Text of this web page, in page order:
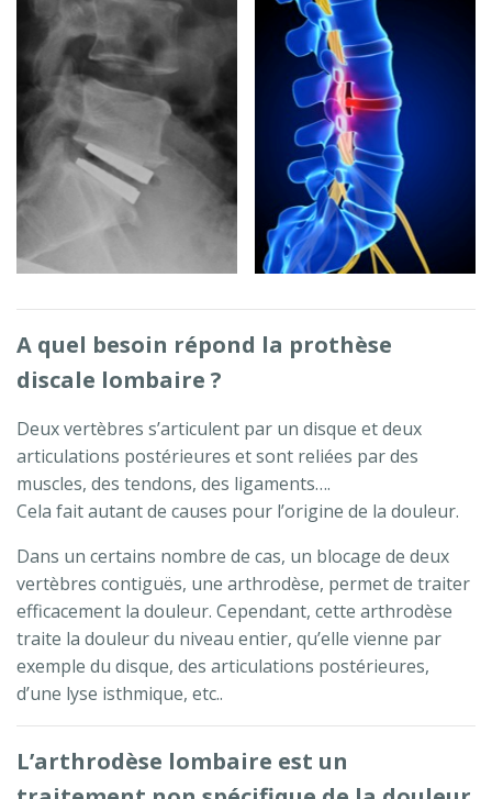
A quel besoin répond la prothèse
discale lombaire ?
Deux vertèbres s’articulent par un disque et deux
articulations postérieures et sont reliées par des
muscles, des tendons, des ligaments….
Cela fait autant de causes pour l’origine de la douleur.
Dans un certains nombre de cas, un blocage de deux
vertèbres contiguës, une arthrodèse, permet de traiter
efficacement la douleur. Cependant, cette arthrodèse
traite la douleur du niveau entier, qu’elle vienne par
exemple du disque, des articulations postérieures,
d’une lyse isthmique, etc..
L’arthrodèse lombaire est un